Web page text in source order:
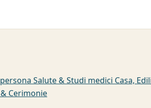
Salute & Studi medici Casa,
Cerimonie